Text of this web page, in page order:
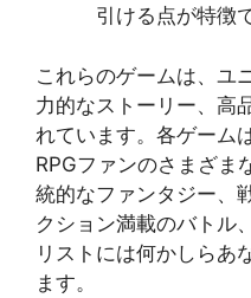
引ける点が特徴
これらのゲームは、ユ
力的なストーリー、高
れています。各ゲーム
RPGファンのさまざま
統的なファンタジー、
クション満載のバトル
リストには何かしらあ
ます。